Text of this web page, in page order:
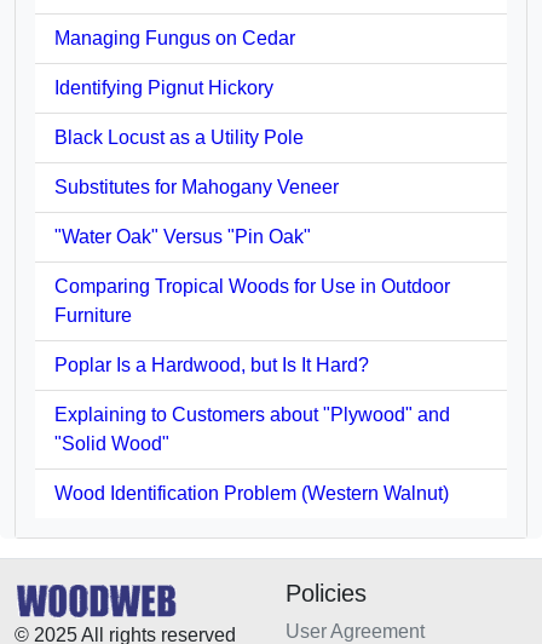
Managing Fungus on Cedar
Identifying Pignut Hickory
Black Locust as a Utility Pole
Substitutes for Mahogany Veneer
"Water Oak" Versus "Pin Oak"
Comparing Tropical Woods for Use in Outdoor
Furniture
Poplar Is a Hardwood, but Is It Hard?
Explaining to Customers about "Plywood" and
"Solid Wood"
Wood Identification Problem (Western Walnut)
© 2025 All rights reserved
Policies
User Agreement